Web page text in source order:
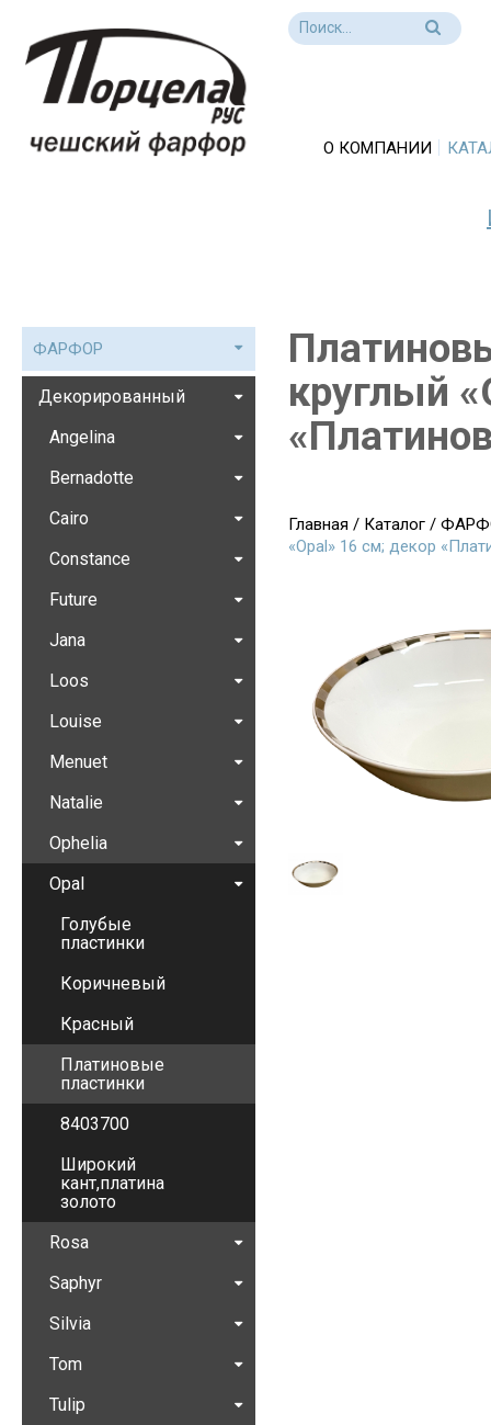
О КОМПАНИИ
круглый
Главная / Каталог/
«Opal» 16 см; декор
ФАРФОР
Декорированный
Angelina
Bernadotte
Cairo
Constance
Future
Jana
Loos
Louise
Menuet
Natalie
Ophelia
Opal
Голубые
пластинки
Коричневый
Красный
Платиновые
пластинки
8403700
Широкий
кант,платина
золото
Rosa
Saphyr
Silvia
Tom
Tulip